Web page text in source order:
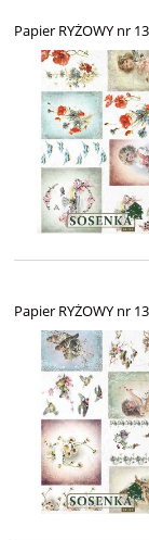
Papier RYŻOWY nr
Papier RYŻOWY nr